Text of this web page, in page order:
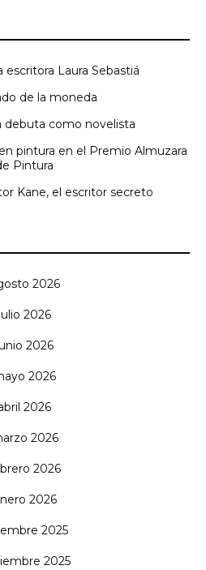
escritora Laura Sebastiá
de la moneda
debuta como novelista
pintura en el Premio Almuzara
Pintura
Kane, el escritor secreto
2026
2026
2026
2026
2026
2026
2026
2026
2025
2025